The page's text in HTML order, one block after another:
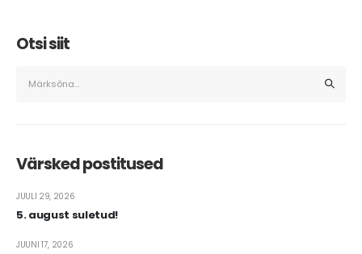
Otsi siit
Värsked postitused
5. august suletud!
JUULI 29, 2026
JUUNI 17, 2026